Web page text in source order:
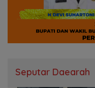
Seputar Daearah